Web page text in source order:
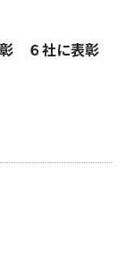
６社に表彰